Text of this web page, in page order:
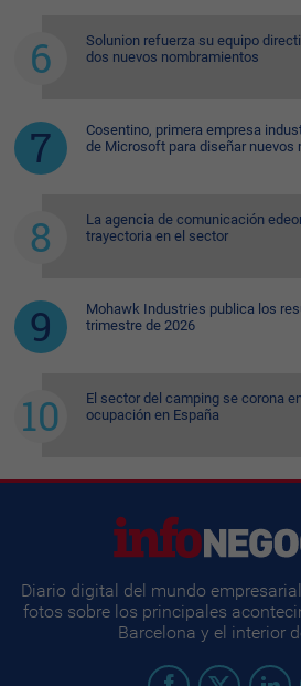
Solunion refuerza su equipo
dos nuevos nombramientos
Cosentino, primera empresa
de Microsoft para diseñar nuevos
La agencia de comunicación
trayectoria en el sector
Mohawk Industries publica los
trimestre de 2026
El sector del camping se corona
ocupación en España
Diario digital del mundo
fotos sobre los principales
Barcelona y el interior